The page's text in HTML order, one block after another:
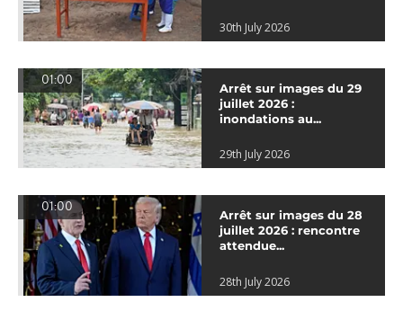
30th July 2026
01:00
Arrêt sur images du 29
juillet 2026 :
inondations au...
29th July 2026
01:00
Arrêt sur images du 28
juillet 2026 : rencontre
attendue...
28th July 2026